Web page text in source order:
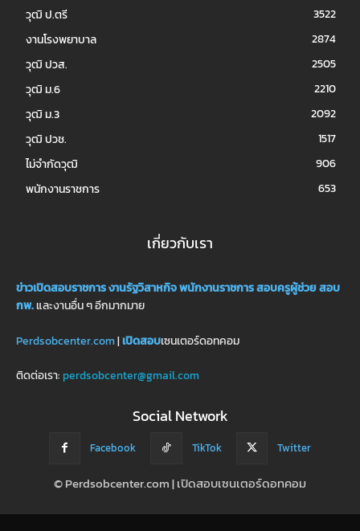
วุฒิ ป.ตรี
3522
งานโรงพยาบาล
2874
วุฒิ ปวส.
2505
วุฒิ ม.6
2210
วุฒิ ม.3
2092
วุฒิ ปวช.
1517
ไม่จำกัดวุฒิ
906
พนักงานราชการ
653
เกี่ยวกับเรา
ข่าวเปิดสอบราชการงานรัฐวิสาหกิจพนักงานราชการสอบครูผู้ช่วยสอบ
กพ.และงานอื่น ๆ อีกมากมาย
Perdsobcenter.com|เปิดสอบเซนเตอร์ดอทคอม
ติดต่อเรา: perdsobcenter@gmail.com
Social Network
Facebook TikTok Twitter
© Perdsobcenter.com | เปิดสอบเซนเตอร์ดอทคอม